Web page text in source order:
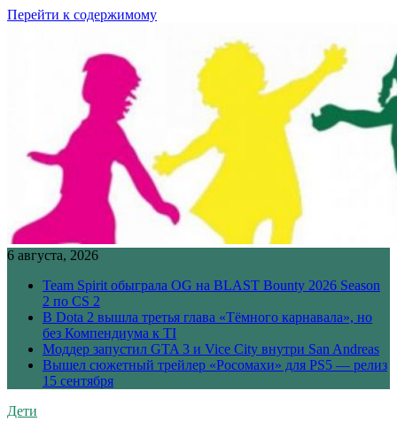
Перейти к содержимому
6 августа, 2026
Team Spirit обыграла OG на BLAST Bounty 2026 Season
2 по CS 2
В Dota 2 вышла третья глава «Тёмного карнавала», но
без Компендиума к TI
Моддер запустил GTA 3 и Vice City внутри San Andreas
Вышел сюжетный трейлер «Росомахи» для PS5 — релиз
15 сентября
Дети